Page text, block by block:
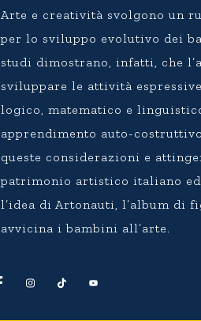
Arte e creatività svolgono un
per lo sviluppo evolutivo dei
studi dimostrano, infatti, che
sviluppare le attività
logico, matematico e
apprendimento auto-
queste considerazioni e
patrimonio artistico italiano ed
l’idea di Artonauti, l’album di
avvicina i bambini all’arte.